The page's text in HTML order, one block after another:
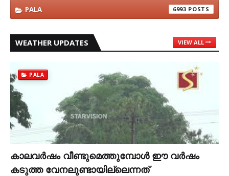
PALA 6993
WEATHER UPDATES VIEW ALL
PALA
കാലവര്‍ഷം വീണ്ടുമെത്തുമ്പോള്‍ ഈ വര്‍ഷം
കടുത്ത വേനലുണ്ടായില്ലെന്നത്